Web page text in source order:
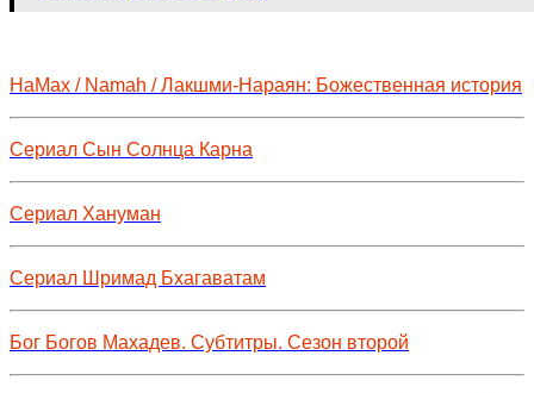
НаМах / Namah / Лакшми-Нараян: Божественная история
Сериал Сын Солнца Карна
Сериал Хануман
Сериал Шримад Бхагаватам
Бог Богов Махадев. Субтитры. Сезон второй